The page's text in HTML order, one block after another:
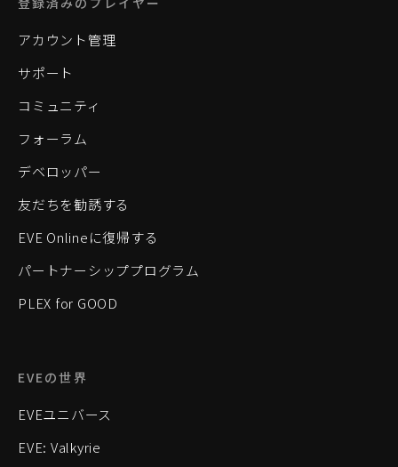
アカウント管理
サポート
コミュニティ
フォーラム
デベロッパー
友だちを勧誘する
EVE Onlineに復帰する
パートナーシッププログラム
PLEX for GOOD
EVEの世界
EVEユニバース
EVE: Valkyrie